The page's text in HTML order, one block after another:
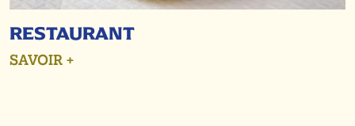
RESTAURANT
SAVOIR +